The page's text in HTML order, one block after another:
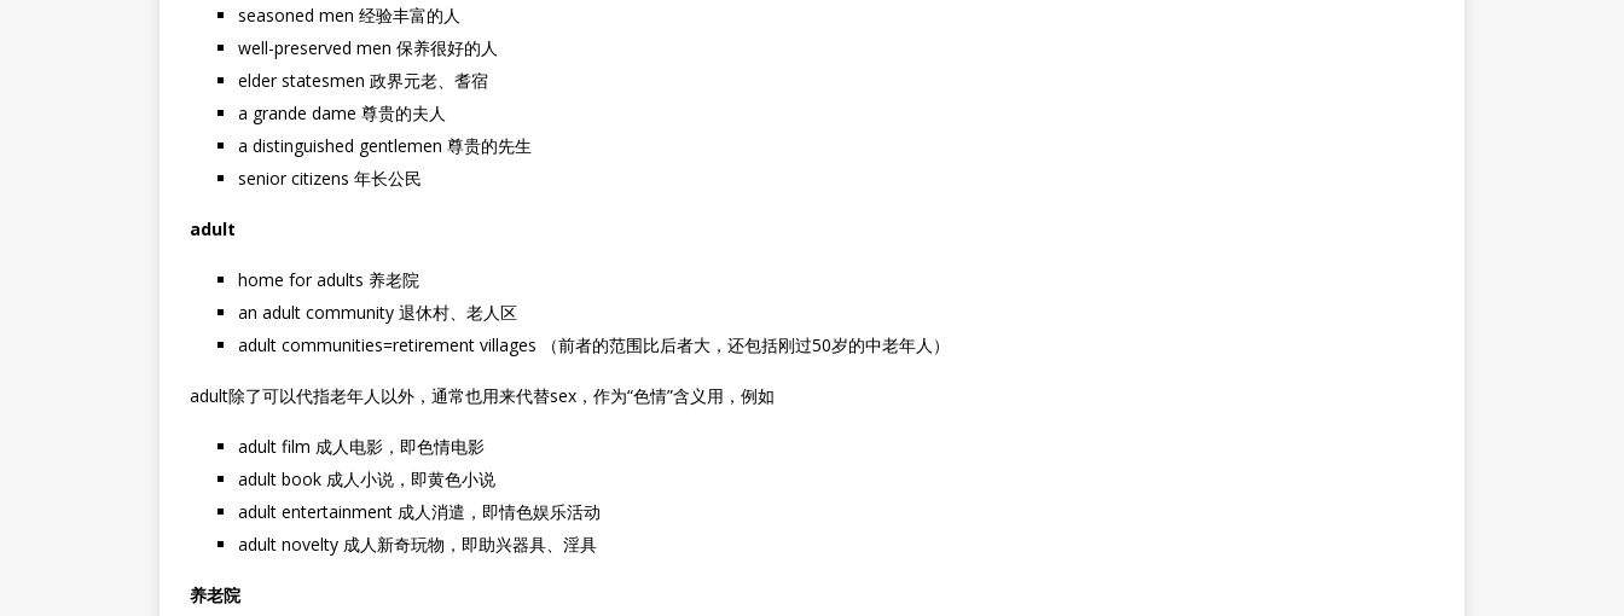
seasoned men 经验丰富的人
well-preserved men 保养很好的人
elder statesmen 政界元老、耆宿
a grande dame 尊贵的夫人
a distinguished gentlemen 尊贵的先生
senior citizens 年长公民
adult
home for adults 养老院
an adult community 退休村、老人区
adult communities=retirement villages （前者的范围比后者大，还包括刚过50岁的中老年人）
adult除了可以代指老年人以外，通常也用来代替sex，作为“色情”含义用，例如
adult film 成人电影，即色情电影
adult book 成人小说，即黄色小说
adult entertainment 成人消遣，即情色娱乐活动
adult novelty 成人新奇玩物，即助兴器具、淫具
养老院